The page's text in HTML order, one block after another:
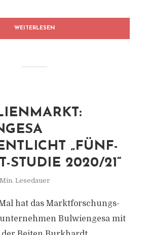
WEITERLESEN
„FÜNF-
STUDIE 2020/21“
Lesedauer
hat das Marktforschungs-
Bulwiengesa mit